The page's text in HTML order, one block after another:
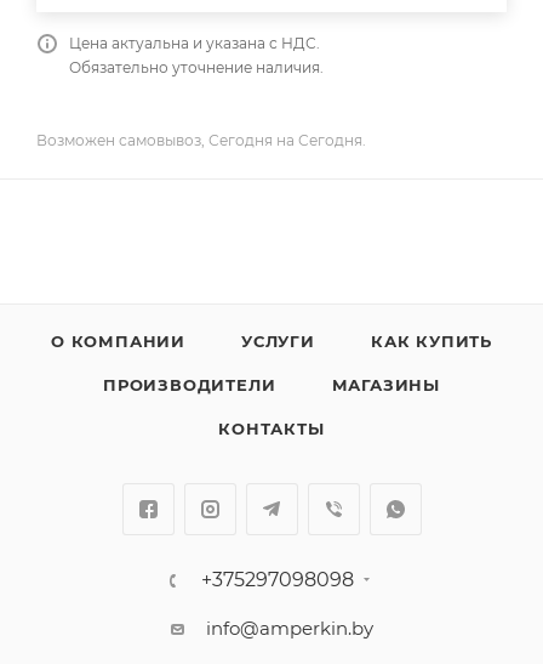
Цена актуальна и указана с НДС.
Обязательно уточнение наличия.
Возможен самовывоз, Сегодня на Сегодня.
О КОМПАНИИ УСЛУГИ КАК КУПИТЬ
ПРОИЗВОДИТЕЛИ МАГАЗИНЫ
КОНТАКТЫ
+375297098098
info@amperkin.by